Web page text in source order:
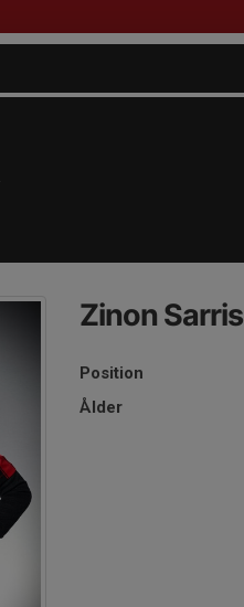
Zinon Sarris
Position
Ålder